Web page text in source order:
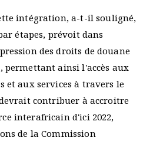
intégration, a-t-il souligné,
étapes, prévoit dans
des droits de douane
permettant ainsi l'accès aux
et aux services à travers le
contribuer à accroitre
interafricain d'ici 2022,
de la Commission